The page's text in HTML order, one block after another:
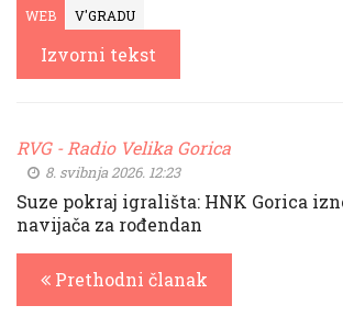
WEB V'GRADU
Izvorni tekst
RVG - Radio Velika Gorica
8. svibnja 2026. 12:23
Suze pokraj igrališta: HNK Gorica
navijača za rođendan
Prethodni članak